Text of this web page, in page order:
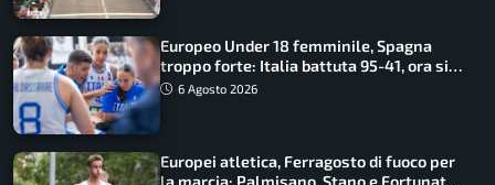
Europeo Under 18 femminile, Spagna
troppo forte: Italia battuta 95-41, ora si
gioca il Mondiale
6 Agosto 2026
Europei atletica, Ferragosto di fuoco per